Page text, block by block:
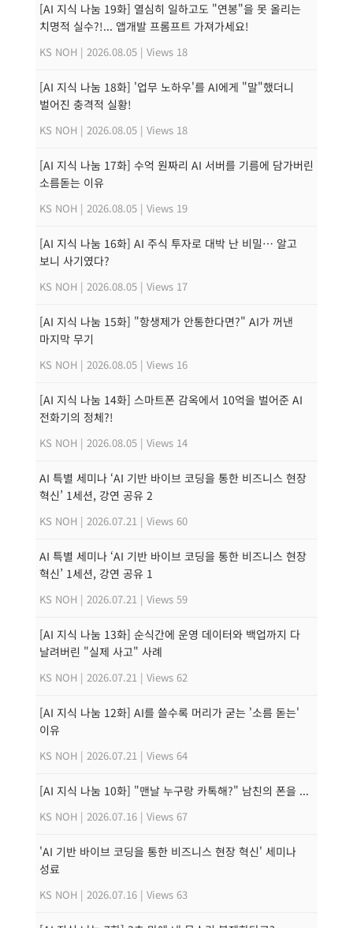
[AI 지식 나눔 19화] 열심히 일하고도 "연봉"을 못 올리는
치명적 실수?!... 앱개발 프롬프트 가져가세요!
KS NOH | 2026.08.05 | Views 18
[AI 지식 나눔 18화] '업무 노하우'를 AI에게 "말"했더니
벌어진 충격적 실황!
KS NOH | 2026.08.05 | Views 18
[AI 지식 나눔 17화] 수억 원짜리 AI 서버를 기름에 담가버린
소름돋는 이유
KS NOH | 2026.08.05 | Views 19
[AI 지식 나눔 16화] AI 주식 투자로 대박 난 비밀… 알고
보니 사기였다?
KS NOH | 2026.08.05 | Views 17
[AI 지식 나눔 15화] "항생제가 안통한다면?" AI가 꺼낸
마지막 무기
KS NOH | 2026.08.05 | Views 16
[AI 지식 나눔 14화] 스마트폰 감옥에서 10억을 벌어준 AI
전화기의 정체?!
KS NOH | 2026.08.05 | Views 14
AI 특별 세미나 ‘AI 기반 바이브 코딩을 통한 비즈니스 현장
혁신’ 1세션, 강연 공유 2
KS NOH | 2026.07.21 | Views 60
AI 특별 세미나 ‘AI 기반 바이브 코딩을 통한 비즈니스 현장
혁신’ 1세션, 강연 공유 1
KS NOH | 2026.07.21 | Views 59
[AI 지식 나눔 13화] 순식간에 운영 데이터와 백업까지 다
날려버린 "실제 사고" 사례
KS NOH | 2026.07.21 | Views 62
[AI 지식 나눔 12화] AI를 쓸수록 머리가 굳는 '소름 돋는'
이유
KS NOH | 2026.07.21 | Views 64
[AI 지식 나눔 10화] "맨날 누구랑 카톡해?" 남친의 폰을 ...
KS NOH | 2026.07.16 | Views 67
'AI 기반 바이브 코딩을 통한 비즈니스 현장 혁신' 세미나
성료
KS NOH | 2026.07.16 | Views 63